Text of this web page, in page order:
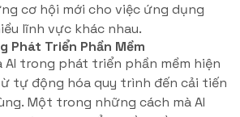
cơ hội mới cho việc ứng dụng
lĩnh vực khác nhau.
Phát Triển Phần Mềm
AI trong phát triển phần mềm hiện
tự động hóa quy trình đến cải tiến
Một trong những cách mà AI